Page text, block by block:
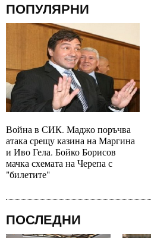
ПОПУЛЯРНИ
Война в СИК. Маджо поръчва
атака срещу казина на Маргина
и Иво Гела. Бойко Борисов
мачка схемата на Черепа с
"билетите"
ПОСЛЕДНИ